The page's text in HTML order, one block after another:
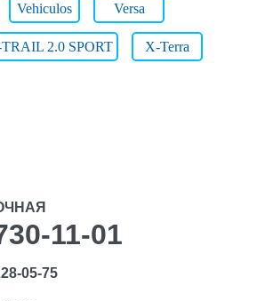
Vehiculos Versa
2.0 SPORT X-Terra
11-01
05-75